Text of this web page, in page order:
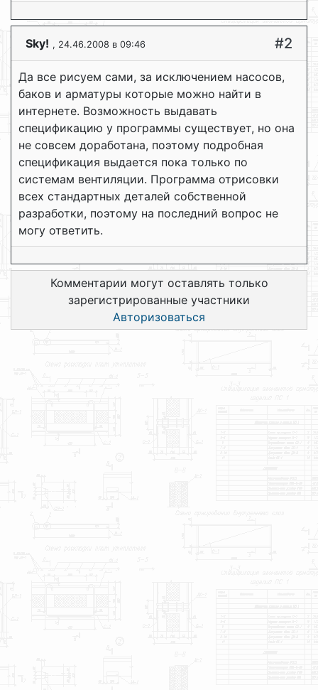
Sky! , 24.46.2008 в 09:46 #2
Да все рисуем сами, за исключением насосов,
баков и арматуры которые можно найти в
интернете. Возможность выдавать
спецификацию у программы существует, но она
не совсем доработана, поэтому подробная
спецификация выдается пока только по
системам вентиляции. Программа отрисовки
всех стандартных деталей собственной
разработки, поэтому на последний вопрос не
могу ответить.
Комментарии могут оставлять только
зарегистрированные участники
Авторизоваться